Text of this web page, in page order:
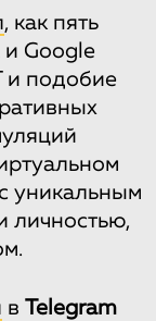
, как пять
Google
и подобие
уникальным
личностью,
в Telegram